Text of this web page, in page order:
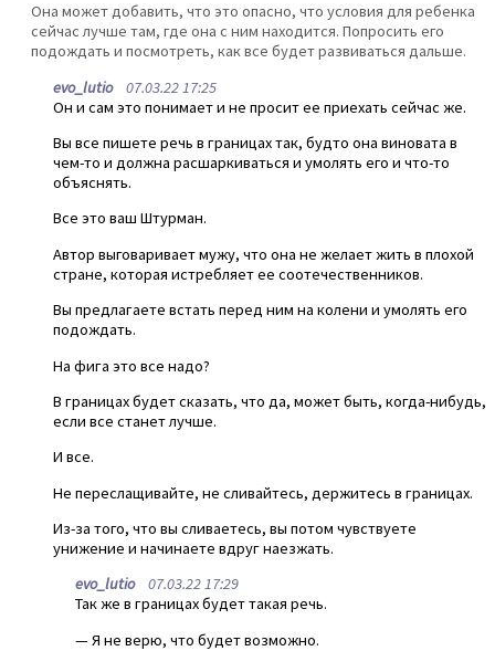
Она может добавить, что это опасно, что условия для ребенка
сейчас лучше там, где она с ним находится. Попросить его
подождать и посмотреть, как все будет развиваться дальше.
evo_lutio07.03.22 17:25
Он и сам это понимает и не просит ее приехать сейчас же.
Вы все пишете речь в границах так, будто она виновата в
чем-то и должна расшаркиваться и умолять его и что-то
объяснять.
Все это ваш Штурман.
Автор выговаривает мужу, что она не желает жить в плохой
стране, которая истребляет ее соотечественников.
Вы предлагаете встать перед ним на колени и умолять его
подождать.
На фига это все надо?
В границах будет сказать, что да, может быть, когда-нибудь,
если все станет лучше.
И все.
Не переслащивайте, не сливайтесь, держитесь в границах.
Из-за того, что вы сливаетесь, вы потом чувствуете
унижение и начинаете вдруг наезжать.
evo_lutio07.03.22 17:29
Так же в границах будет такая речь.
— Я не верю, что будет возможно.